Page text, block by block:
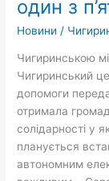
один з
Новини /
Чигиринською
Чигиринський
допомоги
отримала
солідарності у
планується
автономним
медико-
санітарної
передано
з
п’яти
генераторів